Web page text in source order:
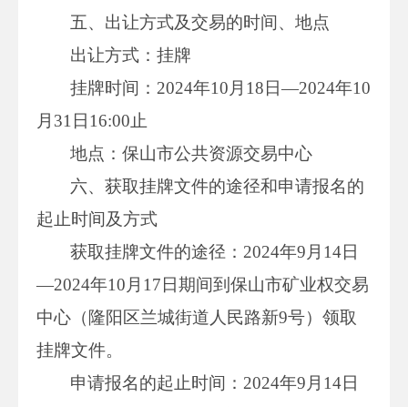
五、出让方式及交易的时间、地点
出让方式：挂牌
挂牌时间：2024年10月18日—2024年10
月31日16:00止
地点：保山市公共资源交易中心
六、获取挂牌文件的途径和申请报名的
起止时间及方式
获取挂牌文件的途径：2024年9月14日
—2024年10月17日期间到保山市矿业权交易
中心（隆阳区兰城街道人民路新9号）领取
挂牌文件。
申请报名的起止时间：2024年9月14日